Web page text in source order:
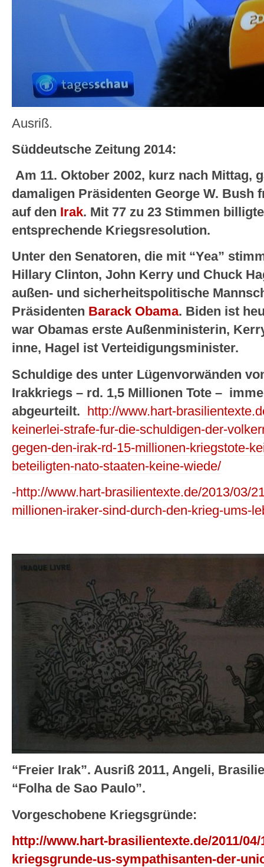
Ausriß.
Süddeutsche Zeitung 2014:
Am 11. Oktober 2002, kurz nach Mittag,
damaligen Präsidenten George W. Bush
auf den Irak. Mit 77 zu 23 Stimmen
entsprechende Kriegsresolution.
Unter den Senatoren, die mit “Yea”
Hillary Clinton, John Kerry und Chuck
außen- und sicherheitspolitische
Präsidenten Barack Obama. Biden ist
war Obamas erste Außenministerin,
inne, Hagel ist Verteidigungsminister.
Schuldige des unter Lügenvorwänden
Irakkriegs – rd. 1,5 Millionen Tote –
abgeurteilt.
http://www.hart-
keinerlei-strafe-fur-die-schuldigen-der-
gegen-den-irak-rd-15-millionen-kriegstote-
beteiligten-nato-staaten-keine-wiede/
-http://www.hart-brasilientexte.de/2013/03/
millionen-iraker-sind-durch-den-krieg-ums-
“Freier Irak”. Ausriß 2011, Angeli,
“Folha de Sao Paulo”.
Vorgeschobene Kriegsgründe:
http://www.hart-brasilientexte.de/2011/
kriegsgrunde-us-sympathisanten-der-